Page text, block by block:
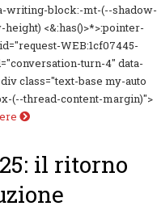
writing-block:-mt-(--shadow-
<&:has()>*>:pointer-
WEB:1cf07445-
turn-4" data-
class="text-base my-auto
(--thread-content-margin)">
il ritorno